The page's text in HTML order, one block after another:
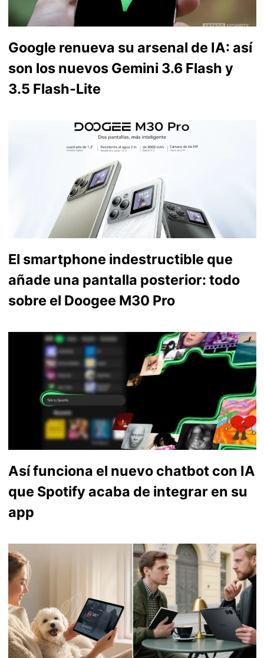
Google renueva su arsenal de IA: así
son los nuevos Gemini 3.6 Flash y
3.5 Flash-Lite
El smartphone indestructible que
añade una pantalla posterior: todo
sobre el Doogee M30 Pro
Así funciona el nuevo chatbot con IA
que Spotify acaba de integrar en su
app